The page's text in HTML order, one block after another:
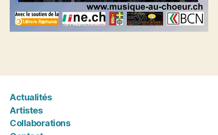
Actualités
Artistes
Collaborations